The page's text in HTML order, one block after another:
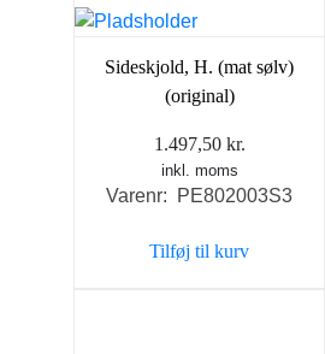
Sideskjold, H. (mat sølv)
(original)
1.497,50 kr.
inkl. moms
Varenr: PE802003S3
Tilføj til kurv